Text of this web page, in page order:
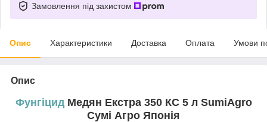
Замовлення під захистом
Опис Характеристики Доставка Оплата Умови
Опис
ФунгіцидМедян Екстра 350 КС 5 л SumiAgro
Сумі Агро Японія